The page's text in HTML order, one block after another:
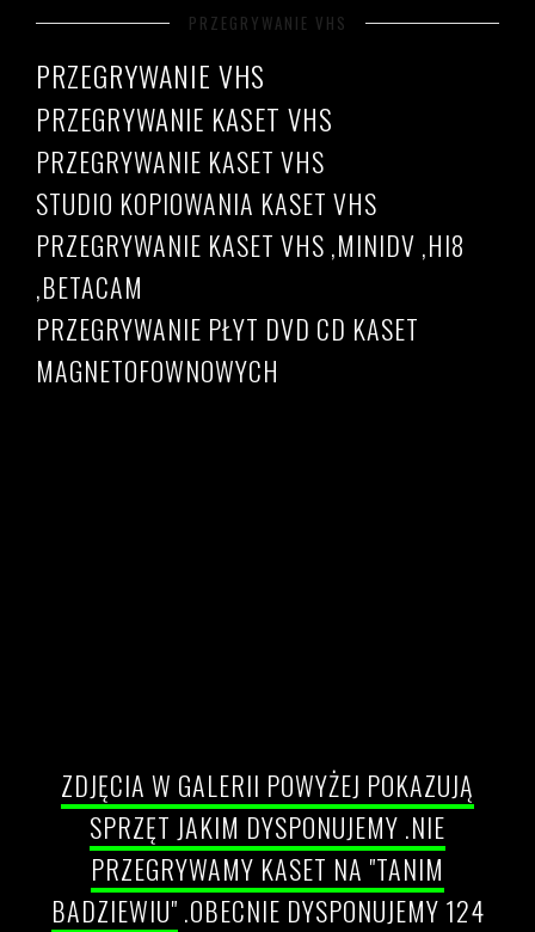
PRZEGRYWANIE VHS
PRZEGRYWANIE VHS
PRZEGRYWANIE KASET VHS
PRZEGRYWANIE KASET VHS
STUDIO KOPIOWANIA KASET VHS
PRZEGRYWANIE KASET VHS ,MINIDV ,HI8
,BETACAM
PRZEGRYWANIE PŁYT DVD CD KASET
MAGNETOFOWNOWYCH
ZDJĘCIA W GALERII POWYŻEJ POKAZUJĄ
SPRZĘT JAKIM DYSPONUJEMY .NIE
PRZEGRYWAMY KASET NA "TANIM
BADZIEWIU" .OBECNIE DYSPONUJEMY 124